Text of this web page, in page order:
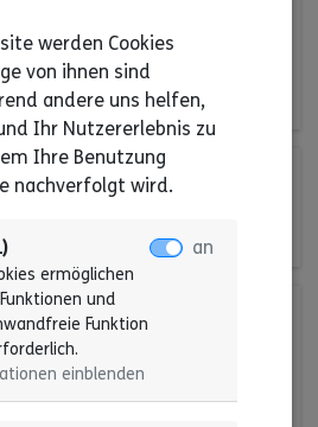
statt. Details und der
folgt noch.
Uhr
Uhr
werden Cookies
von ihnen sind
andere uns helfen,
Ihr Nutzererlebnis zu
Ihre Benutzung
nachverfolgt wird.
ermöglichen
und
Funktion
einblenden
an